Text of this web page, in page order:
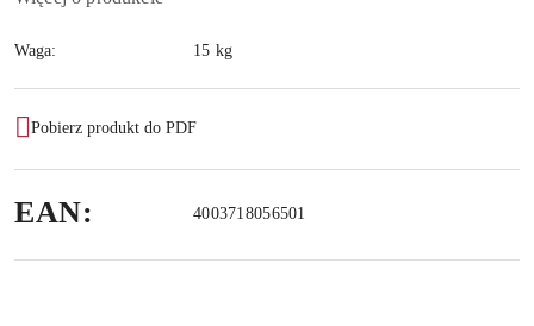
Waga: 15 kg
Pobierz produkt do PDF
EAN: 4003718056501